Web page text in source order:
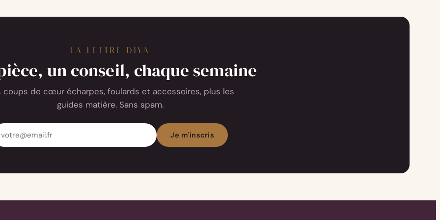
LA LETTRE DIYA
un conseil, chaque semaine
coups de cœur écharpes, foulards et accessoires, plus les
guides matière. Sans spam.
Je m'inscris